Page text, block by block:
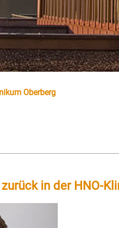
Oberberg
in der HNO-